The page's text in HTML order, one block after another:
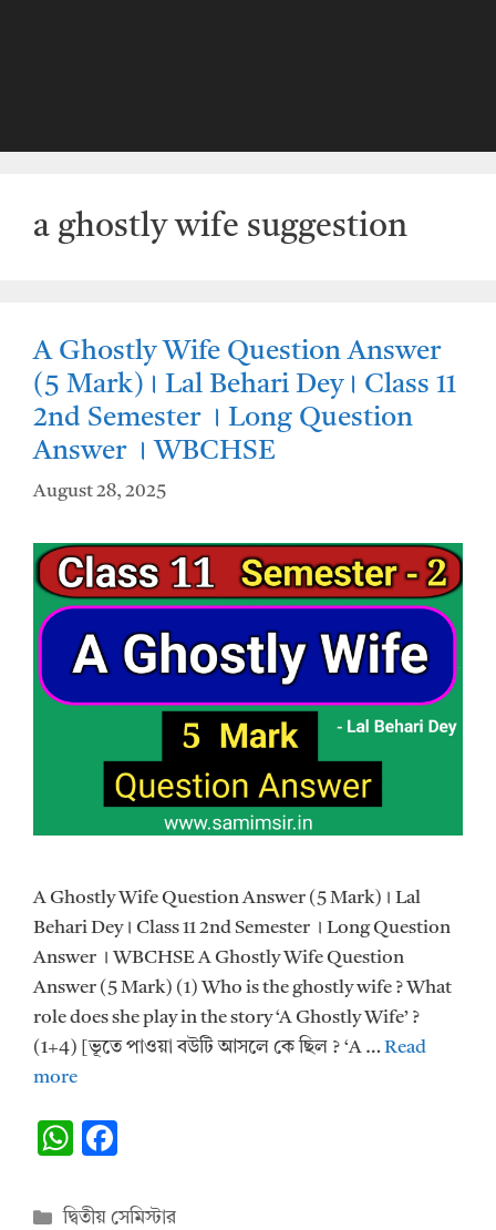
a ghostly wife suggestion
A Ghostly Wife Question Answer
(5 Mark)। Lal Behari Dey। Class 11
2nd Semester । Long Question
Answer । WBCHSE
August 28, 2025
A Ghostly Wife Question Answer (5 Mark)। Lal
Behari Dey। Class 11 2nd Semester । Long Question
Answer । WBCHSE A Ghostly Wife Question
Answer (5 Mark) (1) Who is the ghostly wife ? What
role does she play in the story ‘A Ghostly Wife’ ?
(1+4) [ভূতে পাওয়া বউটি আসলে কে ছিল ? ‘A … Read
more
W
at e
Categories
দ্বিতীয় সেমিস্টার